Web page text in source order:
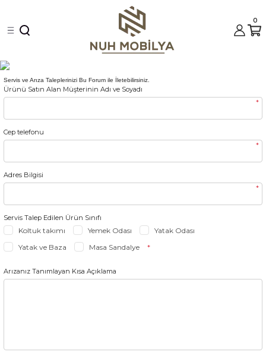
0
Servis ve Arıza Taleplerinizi Bu Forum ile İletebilirsiniz.
Ürünü Satın Alan Müşterinin Adı ve Soyadı
*
Cep telefonu
*
Adres Bilgisi
*
Servis Talep Edilen Ürün Sınıfı
Koltuk takımı Yemek Odası
Yatak Odası
Yatak ve Baza
Masa Sandalye *
Arızanız Tanımlayan Kısa Açıklama
Geri Dön
Geri Dön